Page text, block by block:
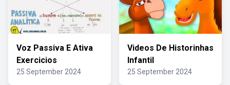
Voz Passiva E Ativa
Exercicios
25 September 2024
Videos De Historinhas
Infantil
25 September 2024